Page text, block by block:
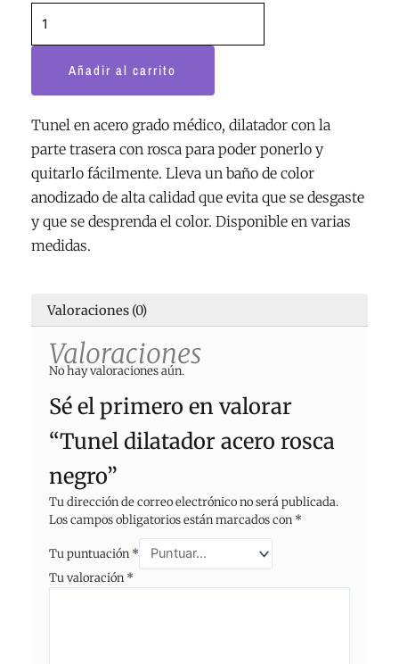
Añadir al carrito
Tunel en acero grado médico, dilatador con la
parte trasera con rosca para poder ponerlo y
quitarlo fácilmente. Lleva un baño de color
anodizado de alta calidad que evita que se desgaste
y que se desprenda el color. Disponible en varias
medidas.
Valoraciones (0)
Valoraciones
No hay valoraciones aún.
Sé el primero en valorar
“Tunel dilatador acero rosca
negro”
Tu dirección de correo electrónico no será publicada.
Los campos obligatorios están marcados con *
Tu puntuación *
Tu valoración *